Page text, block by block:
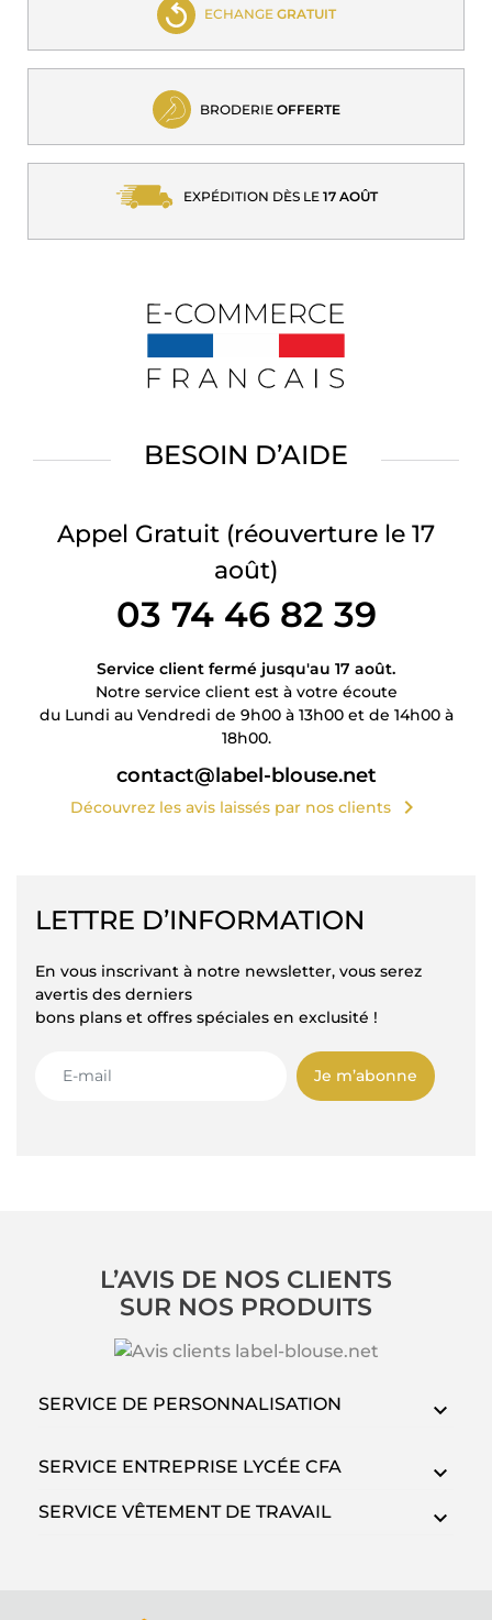
ECHANGE GRATUIT
BRODERIE OFFERTE
EXPÉDITION DÈS LE 17 AOÛT
BESOIN D’AIDE
Appel Gratuit (réouverture le 17
août)
03 74 46 82 39
Service client fermé jusqu'au 17 août.
Notre service client est à votre écoute
du Lundi au Vendredi de 9h00 à 13h00 et de 14h00 à
18h00.
contact@label-blouse.net
Découvrez les avis laissés par nos clients chevron_right
LETTRE D’INFORMATION
En vous inscrivant à notre newsletter, vous serez
avertis des derniers
bons plans et offres spéciales en exclusité !
Je m’abonne
L’AVIS DE NOS CLIENTS
SUR NOS PRODUITS
SERVICE DE PERSONNALISATION
SERVICE ENTREPRISE LYCÉE CFA
SERVICE VÊTEMENT DE TRAVAIL